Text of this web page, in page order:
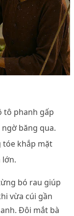
tô phanh gấp
băng qua.
tóe khắp mặt
lớn.
bó rau giúp
vừa cúi gần
Đôi mắt bà